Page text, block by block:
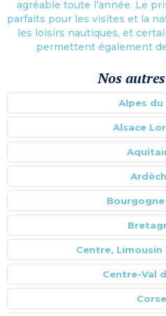
agréable toute l’année. Le
parfaits pour les visites et la
les loisirs nautiques, et
permettent également
Nos
Alpes du
Alsace
Centre,
Centre-Val
Corse